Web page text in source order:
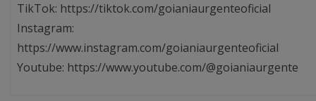
TikTok: https://tiktok.com/goianiaurgenteoficial
Instagram:
https://www.instagram.com/goianiaurgenteoficial
Youtube: https://www.youtube.com/@goianiaurgente